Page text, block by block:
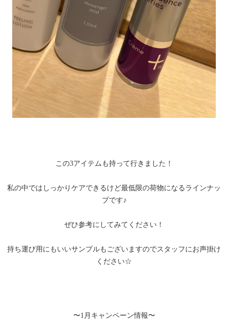
この3アイテムも持って行きました！
私の中ではしっかりケアできるけど最低限の荷物になるラインナッ
プです♪
ぜひ参考にしてみてください！
持ち運び用にもいいサンプルもございますのでスタッフにお声掛け
ください☆
〜1月キャンペーン情報〜